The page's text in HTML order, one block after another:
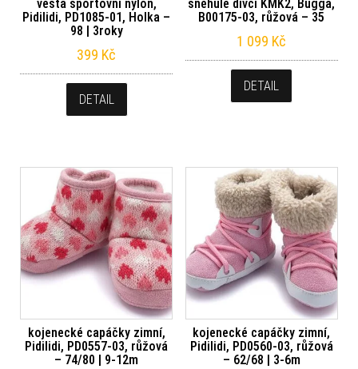
vesta sportovní nylon,
Pidilidi, PD1085-01, Holka –
98 | 3roky
399 Kč
DETAIL
sněhule dívčí KMK2, Bugga,
B00175-03, růžová – 35
1 099 Kč
DETAIL
kojenecké capáčky zimní,
Pidilidi, PD0557-03, růžová
– 74/80 | 9-12m
kojenecké capáčky zimní,
Pidilidi, PD0560-03, růžová
– 62/68 | 3-6m